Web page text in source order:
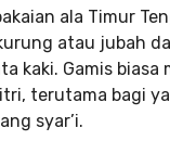
ala Timur
atau jubah
kaki. Gamis biasa
terutama bagi
syar’i.